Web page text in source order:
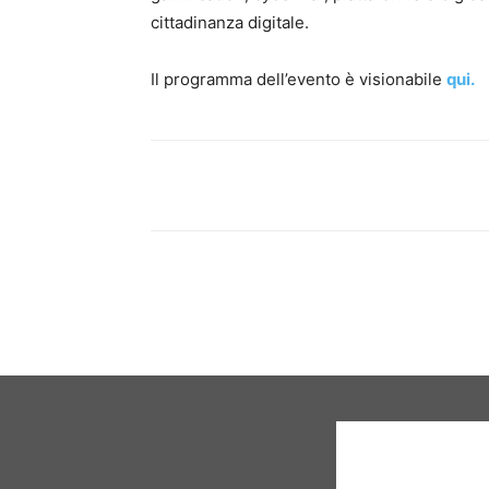
cittadinanza digitale.
Il programma dell’evento è visionabile qui.